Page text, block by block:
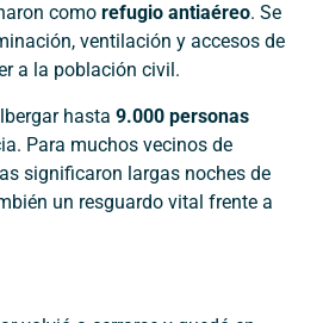
como refugio antiaéreo. Se
ventilación y accesos de
a la población civil.
hasta 9.000 personas
Para muchos vecinos de
significaron largas noches de
un resguardo vital frente a